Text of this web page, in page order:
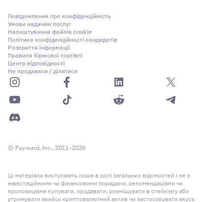
Повідомлення про конфіденційність
Умови надання послуг
Налаштування файлів cookie
Політика конфіденційності кандидатів
Розкриття інформації
Правила біржової торгівлі
Центр відповідності
Не продавати / ділитися
© Payward, Inc., 2011–2026
Ці матеріали виступають лише в ролі загальних відомостей і не є
інвестиційними чи фінансовими порадами, рекомендаціями чи
пропозиціями купувати, продавати, розміщувати в стейкінгу або
утримувати якийсь криптовалютний актив чи застосовувати якусь